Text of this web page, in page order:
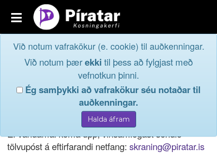
Toggle
navigation
Aðildarfélög
Innskrá
Við notum vafrakökur (e. cookie) til auðkenningar.
Við notum þærekki til þess að fylgjast með
vefnotkun þinni.
Ég samþykki að vafrakökur séu notaðar til
auðkenningar.
Innskráog taktu þátt í
lýðræðinu...
Ef þú hefur gleymt notendanafni þínu, þá má einnig
nota netfang eða kennitölu til innskráningar.
Ef vandamál koma upp, vinsamlegast sendið
tölvupóst á eftirfarandi netfang: skraning@piratar.is